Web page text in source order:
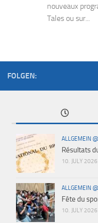
nouveaux
Tales ou sur...
FOLGEN:
ALLGEMEIN
Résultats
10. JULY 2026
ALLGEMEIN
Fête du
10. JULY 2026